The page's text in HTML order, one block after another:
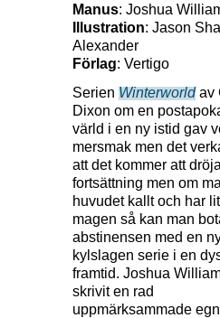
Manus: Joshua
Illustration: Jason
Alexander
Förlag: Vertigo
Serien Winterworldav
Dixon om en
värld i en ny istid gav
mersmak men det
att det kommer att
fortsättning men om
huvudet kallt och har
magen så kan man
abstinensen med en
kylslagen serie i en
framtid. Joshua
skrivit en rad
uppmärksammade